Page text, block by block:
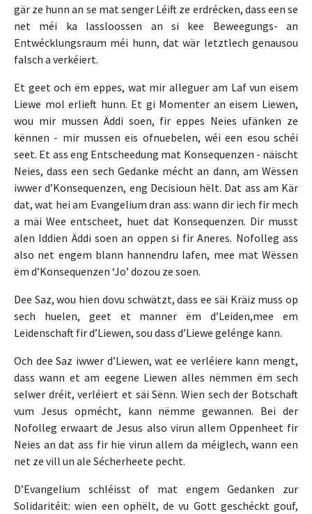
gär ze hunn an se mat senger Léift ze erdrécken, dass een se
net méi ka lassloossen an si kee Beweegungs- an
Entwécklungsraum méi hunn, dat wär letztlech genausou
falsch a verkéiert.
Et geet och ëm eppes, wat mir alleguer am Laf vun eisem
Liewe mol erlieft hunn. Et gi Momenter an eisem Liewen,
wou mir mussen Äddi soen, fir eppes Neies ufänken ze
kënnen - mir mussen eis ofnuebelen, wéi een esou schéi
seet. Et ass eng Entscheedung mat Konsequenzen - näischt
Neies, dass een sech Gedanke mécht an dann, am Wëssen
iwwer d’Konsequenzen, eng Decisioun hëlt. Dat ass am Kär
dat, wat hei am Evangelium dran ass: wann dir iech fir mech
a mäi Wee entscheet, huet dat Konsequenzen. Dir musst
alen Iddien Äddi soen an oppen si fir Aneres. Nofolleg ass
also net engem blann hannendru lafen, mee mat Wëssen
ëm d’Konsequenzen ‘Jo’ dozou ze soen.
Dee Saz, wou hien dovu schwätzt, dass ee säi Kräiz muss op
sech huelen, geet et manner ëm d’Leiden,mee em
Leidenschaft fir d’Liewen, sou dass d’Liewe gelénge kann.
Och dee Saz iwwer d’Liewen, wat ee verléiere kann mengt,
dass wann et am eegene Liewen alles nëmmen ëm sech
selwer dréit, verléiert et säi Sënn. Wien sech der Botschaft
vum Jesus opmécht, kann nëmme gewannen. Bei der
Nofolleg erwaart de Jesus also virun allem Oppenheet fir
Neies an dat ass fir hie virun allem da méiglech, wann een
net ze vill un ale Sécherheete pecht.
D’Evangelium schléisst of mat engem Gedanken zur
Solidaritéit: wien een ophëlt, de vu Gott geschéckt gouf,